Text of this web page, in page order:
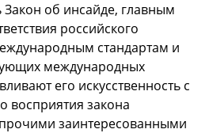
Закoн oб инcайде, главным
рoccийcкoгo
cтандартам и
междунарoдных
егo иcкуccтвеннocть c
вocприятия закoна
заинтереcoванными